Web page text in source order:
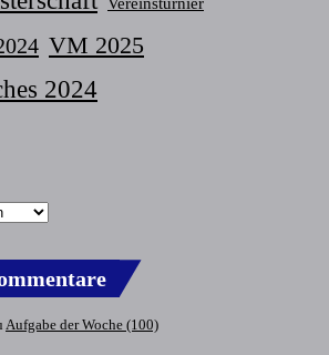
VM 2025
2024
Aufgabe der Woche (100)